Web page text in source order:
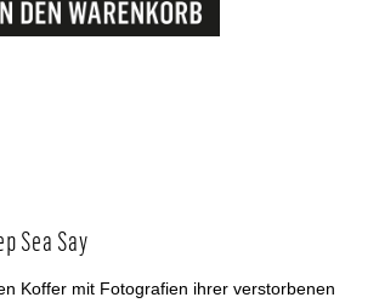
Lieferbar
Sea Say
Koffer mit Fotografien ihrer verstorbenen